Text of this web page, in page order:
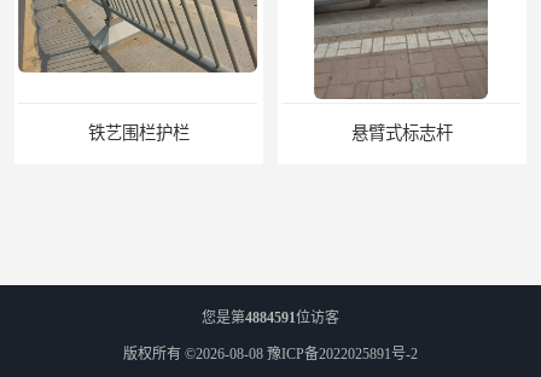
悬臂式标志杆 F型悬臂式交通标志杆
您是第4884591位访客
版权所有 ©2026-08-08 豫ICP备2022025891号-2